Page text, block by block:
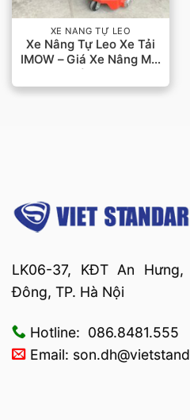
XE NÂNG TỰ LEO
Xe Nâng Tự Leo Xe Tải
IMOW – Giá Xe Nâng Mới
LK06-37, KĐT An
Đông, TP. Hà Nội
Hotline: 086.8481.555
Email: